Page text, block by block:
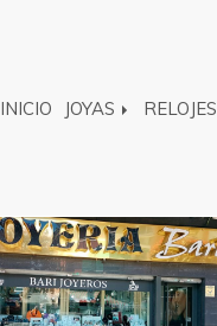
INICIO JOYAS RELOJES